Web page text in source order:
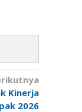
Kinerja
2026